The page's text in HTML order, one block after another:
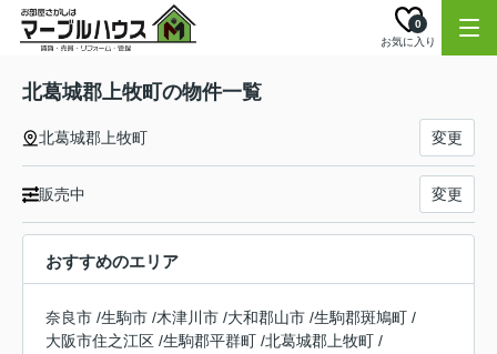
お気に入り
0
北葛城郡上牧町の物件一覧
北葛城郡上牧町 変更
販売中 変更
おすすめのエリア
奈良市 /生駒市 /木津川市 /大和郡山市 /生駒郡斑鳩町 /
大阪市住之江区 /生駒郡平群町 /北葛城郡上牧町 /